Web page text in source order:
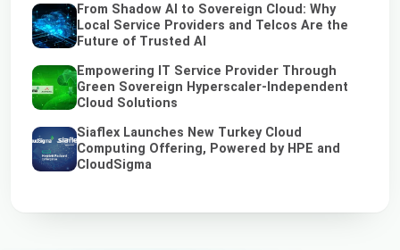
From Shadow AI to Sovereign Cloud: Why
Local Service Providers and Telcos Are the
Future of Trusted AI
Empowering IT Service Provider Through
Green Sovereign Hyperscaler-Independent
Cloud Solutions
Siaflex Launches New Turkey Cloud
Computing Offering, Powered by HPE and
CloudSigma